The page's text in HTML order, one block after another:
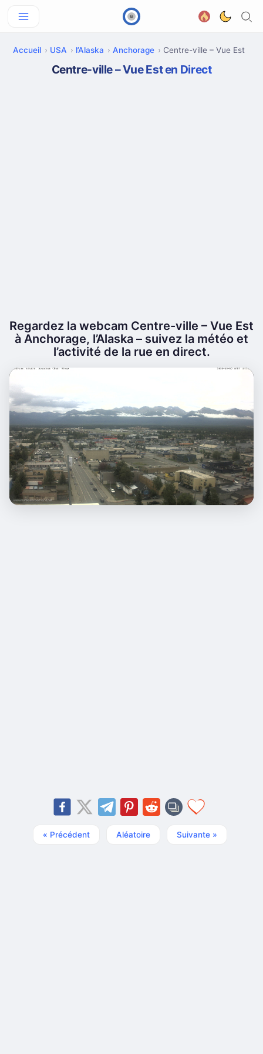
Accueil USA l’Alaska Anchorage Centre-ville – Vue Est
Centre-ville – Vue Est en Direct
Regardez la webcam Centre-ville – Vue Est
à Anchorage, l’Alaska – suivez la météo et
l’activité de la rue en direct.
« Précédent Aléatoire Suivante »